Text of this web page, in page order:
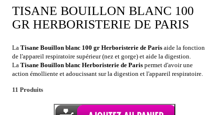
TISANE BOUILLON BLANC 100
GR HERBORISTERIE DE PARIS
La Tisane Bouillon blanc 100 gr Herboristerie de Paris aide la fonction
de l'appareil respiratoire supérieur (nez et gorge) et aide la digestion.
La Tisane Bouillon blanc Herboristerie de Paris permet d'avoir une
action émolliente et adoucissant sur la digestion et l'appareil respiratoire.
11 Produits